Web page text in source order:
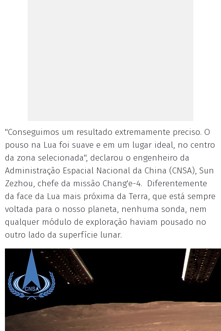
"Conseguimos um resultado extremamente preciso. O
pouso na Lua foi suave e em um lugar ideal, no centro
da zona selecionada", declarou o engenheiro da
Administração Espacial Nacional da China (CNSA), Sun
Zezhou, chefe da missão Chang'e-4. Diferentemente
da face da Lua mais próxima da Terra, que está sempre
voltada para o nosso planeta, nenhuma sonda, nem
qualquer módulo de exploração haviam pousado no
outro lado da superfície lunar.